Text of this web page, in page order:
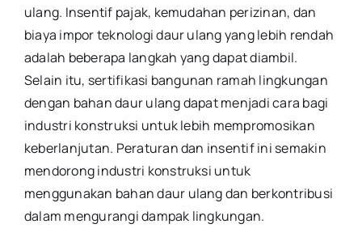
ulang. Insentif pajak, kemudahan perizinan, dan
biaya impor teknologi daur ulang yang lebih rendah
adalah beberapa langkah yang dapat diambil.
Selain itu, sertifikasi bangunan ramah lingkungan
dengan bahan daur ulang dapat menjadi cara bagi
industri konstruksi untuk lebih mempromosikan
keberlanjutan. Peraturan dan insentif ini semakin
mendorong industri konstruksi untuk
menggunakan bahan daur ulang dan berkontribusi
dalam mengurangi dampak lingkungan.